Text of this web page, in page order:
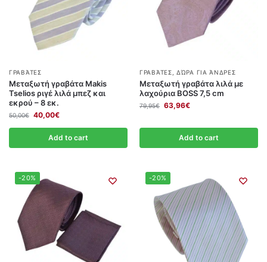
ΓΡΑΒΆΤΕΣ
Μεταξωτή γραβάτα Makis
Tselios ριγέ λιλά μπεζ και
εκρού – 8 εκ.
50,00€ 40,00€
Add to cart
ΓΡΑΒΆΤΕΣ ,ΔΏΡΑ ΓΙΑ ΆΝΔΡΕΣ
Μεταξωτή γραβάτα λιλά με
λαχούρια BOSS 7,5 cm
79,95€ 63,96€
Add to cart
-20% -20%